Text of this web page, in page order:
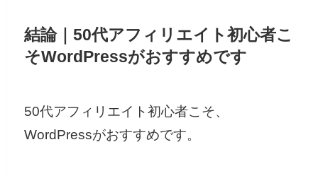
結論｜50代アフィリエイト初心者こ
そWordPressがおすすめです
50代アフィリエイト初心者こそ、
WordPressがおすすめです。